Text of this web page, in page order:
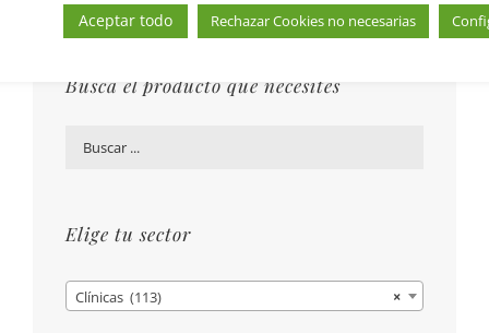
Busca el producto que necesites
Elige tu sector
×
Clínicas (113)
Aceptar todo Rechazar Cookies no necesarias